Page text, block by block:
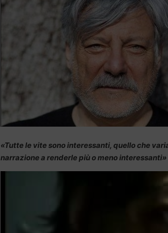
«Tutte le vite sono interessanti, quello che
narrazione a renderle più o meno interessanti»